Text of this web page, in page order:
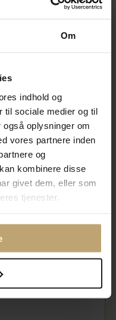
Om
indhold og
til sociale medier og til
oplysninger om
vores partnere inden
og
kombinere disse
givet dem, eller som
tjenester.
kæde 0,80 14 kt.
kr
kr